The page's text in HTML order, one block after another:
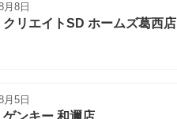
月8日
クリエイトSD ホームズ葛西店
月5日
ゲンキー 和邇店